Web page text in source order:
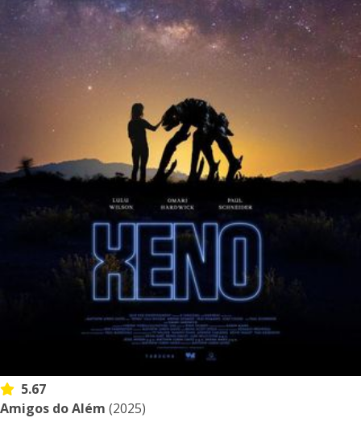
5.67
Amigos do Além (2025)